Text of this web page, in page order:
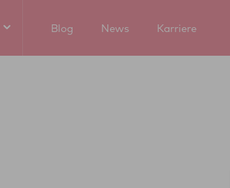
Blog News Karriere